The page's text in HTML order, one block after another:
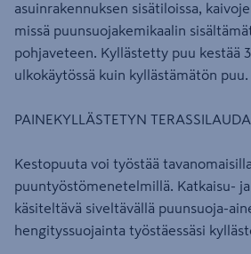
asuinrakennuksen sisätiloissa,
missä puunsuojakemikaalin
pohjaveteen. Kyllästetty puu kestää
ulkokäytössä kuin kyllästämätön puu.
PAINEKYLLÄSTETYN
Kestopuuta voi työstää tavanomaisilla
puuntyöstömenetelmillä. Katkaisu-
käsiteltävä siveltävällä puunsuoja-
hengityssuojainta työstäessäsi